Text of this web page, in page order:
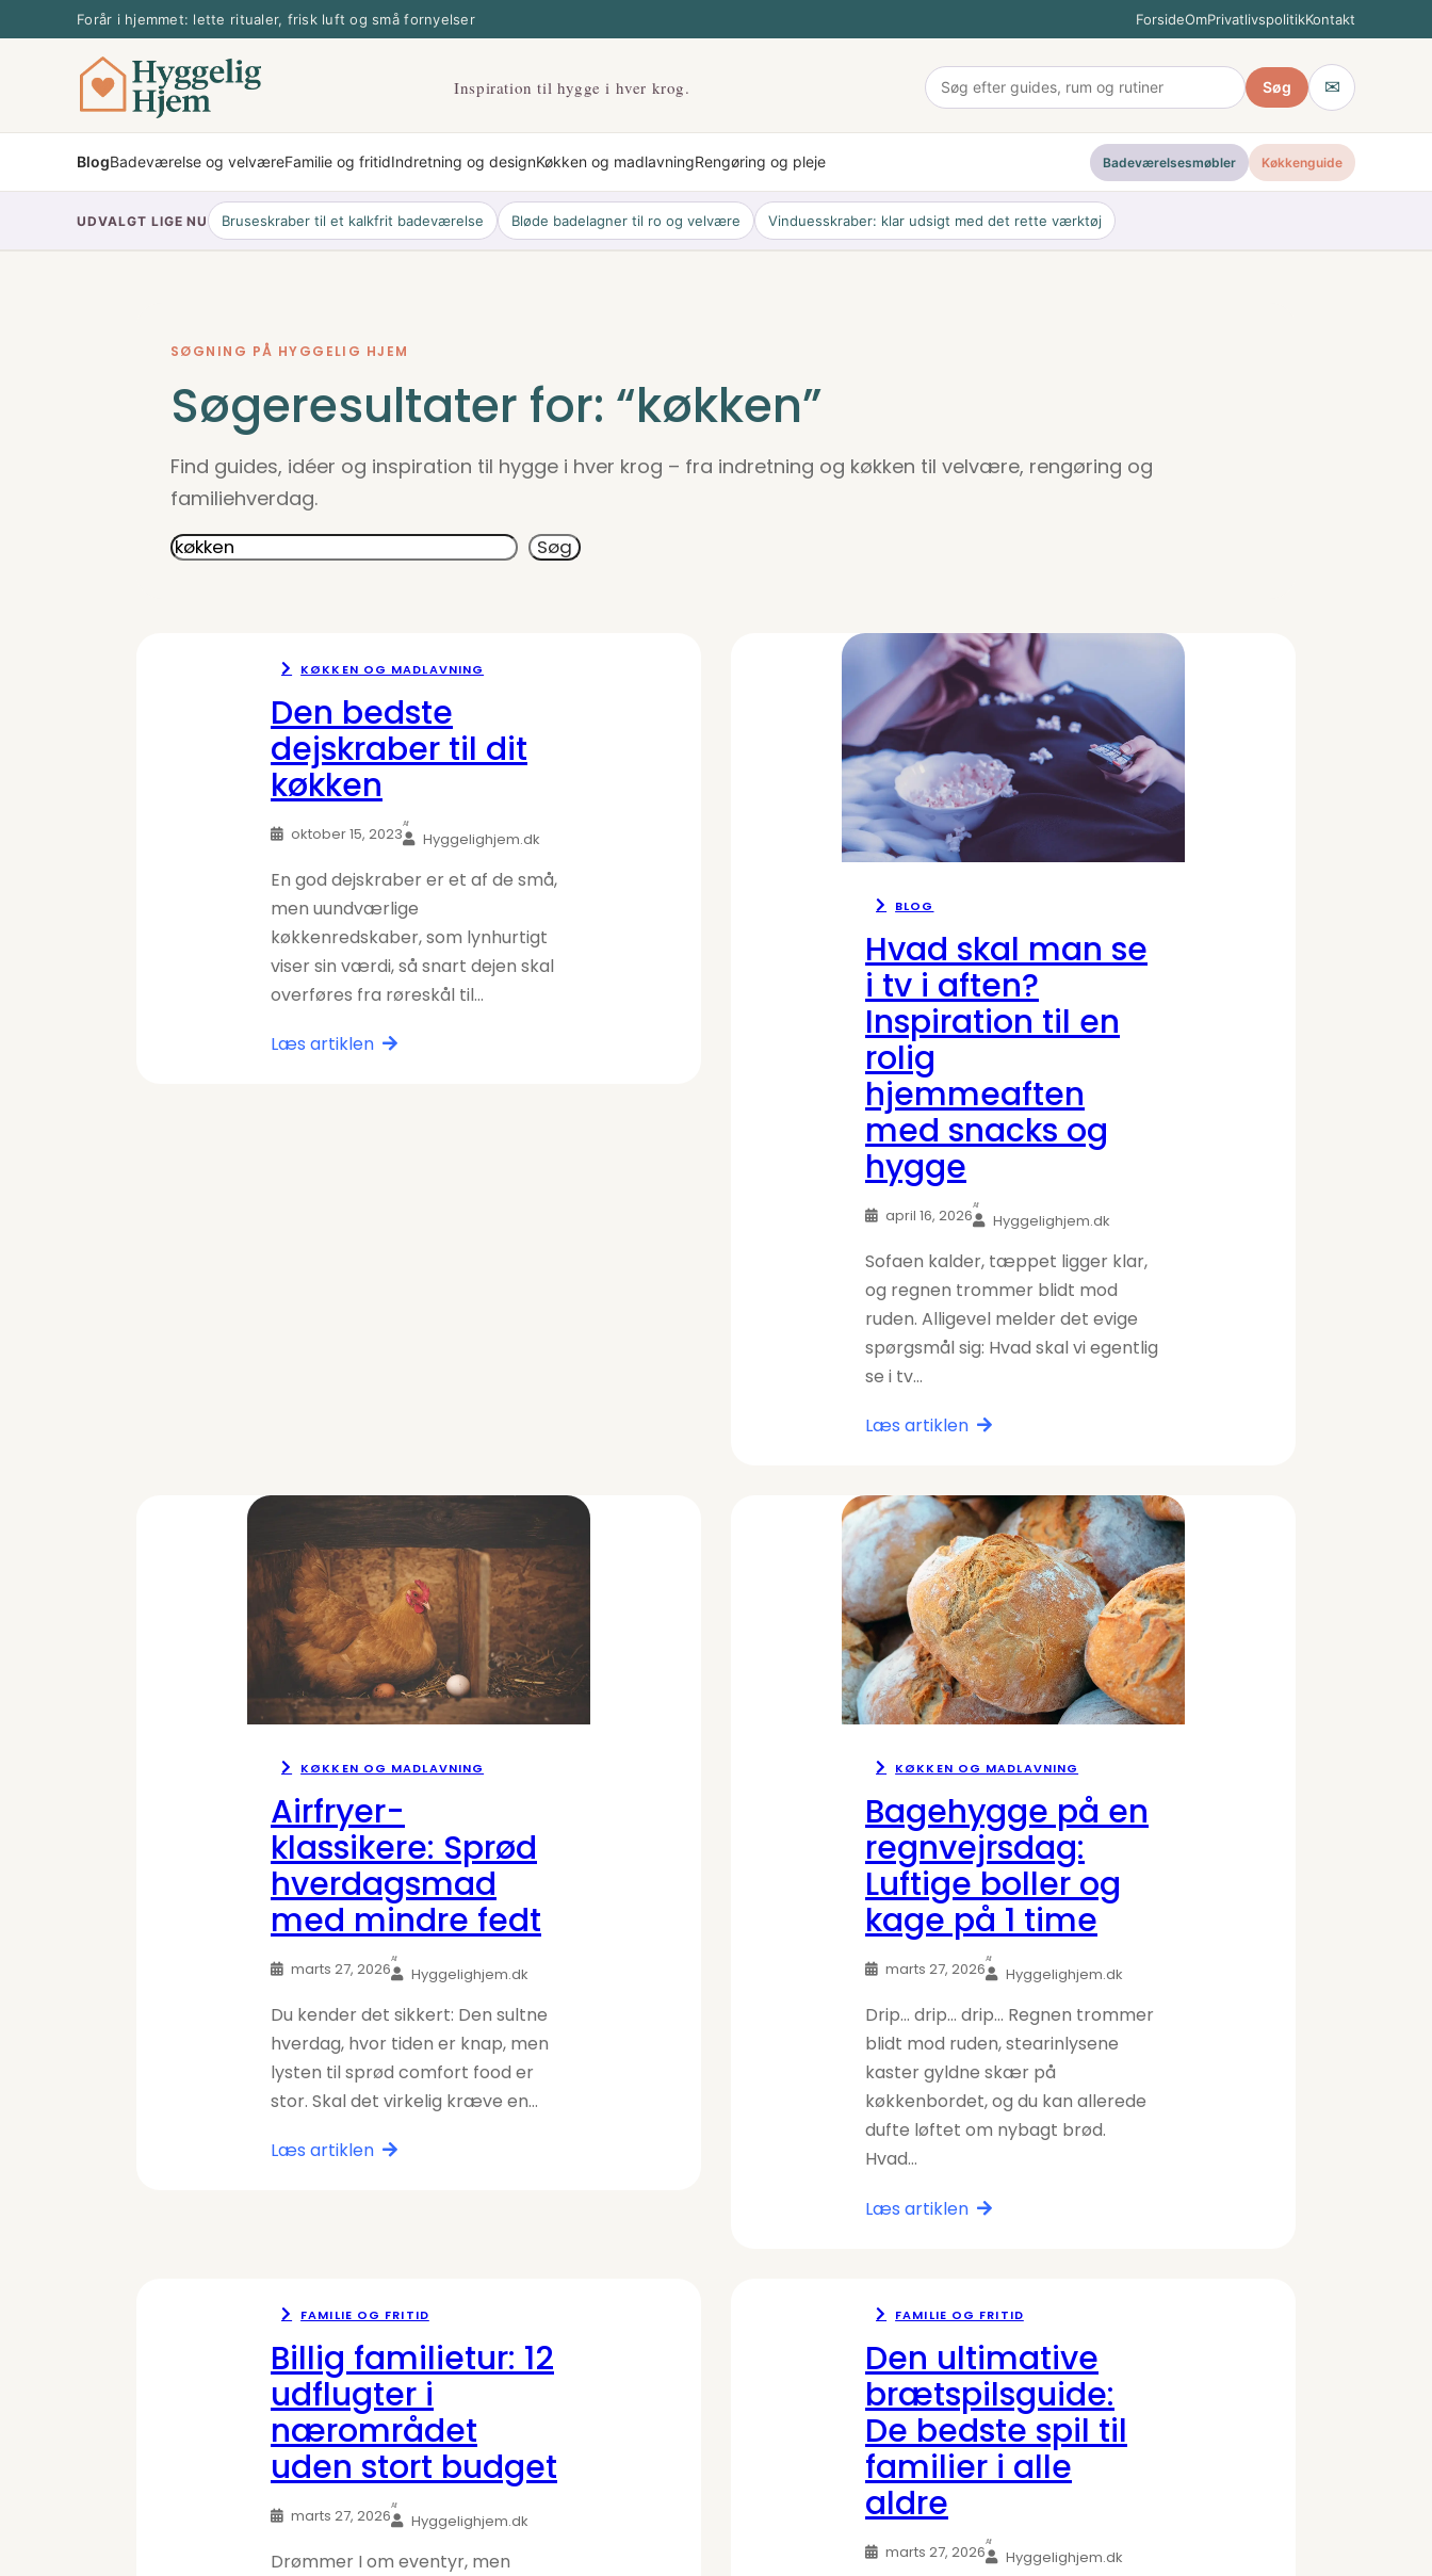
til
Forår i hjemmet: lette ritualer, frisk luft og små fornyelser ForsideOmPrivatlivspolitikKontakt
Inspiration til hygge i hver krog. Søg ✉
BlogBadeværelse og velværeFamilie og fritidIndretning og designKøkken og madlavningRengøring og pleje Badeværelsesmøbler Køkkenguide
UDVALGT LIGE NU Bruseskraber til et kalkfrit badeværelse Bløde badelagner til ro og velvære Vinduesskraber: klar udsigt med det rette værktøj
SØGNING PÅ HYGGELIG HJEM
Søgeresultater for: “køkken”
Find guides, idéer og inspiration til hygge i hver krog – fra indretning og køkken til velvære, rengøring og
familiehverdag.
Søg Søg
KØKKEN OG MADLAVNING
Den bedste
dejskraber til dit
køkken
oktober 15, 2023
Af
Hyggelighjem.dk
En god dejskraber er et af de små,
men uundværlige
køkkenredskaber, som lynhurtigt
viser sin værdi, så snart dejen skal
overføres fra røreskål til…
Læs artiklen
BLOG
Hvad skal man se
i tv i aften?
Inspiration til en
rolig
hjemmeaften
med snacks og
hygge
april 16, 2026
Af
Hyggelighjem.dk
Sofaen kalder, tæppet ligger klar,
og regnen trommer blidt mod
ruden. Alligevel melder det evige
spørgsmål sig: Hvad skal vi egentlig
se i tv…
Læs artiklen
KØKKEN OG MADLAVNING
Airfryer-
klassikere: Sprød
hverdagsmad
med mindre fedt
marts 27, 2026
Af
Hyggelighjem.dk
Du kender det sikkert: Den sultne
hverdag, hvor tiden er knap, men
lysten til sprød comfort food er
stor. Skal det virkelig kræve en…
Læs artiklen
KØKKEN OG MADLAVNING
Bagehygge på en
regnvejrsdag:
Luftige boller og
kage på 1 time
marts 27, 2026
Af
Hyggelighjem.dk
Drip… drip… drip… Regnen trommer
blidt mod ruden, stearinlysene
kaster gyldne skær på
køkkenbordet, og du kan allerede
dufte løftet om nybagt brød.
Hvad…
Læs artiklen
FAMILIE OG FRITID
Billig familietur: 12
udflugter i
nærområdet
uden stort budget
marts 27, 2026
Af
Hyggelighjem.dk
Drømmer I om eventyr, men
FAMILIE OG FRITID
Den ultimative
brætspilsguide:
De bedste spil til
familier i alle
aldre
marts 27, 2026
Af
Hyggelighjem.dk